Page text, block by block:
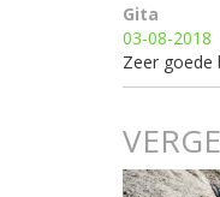
Gita
03-08-2018
Zeer goede